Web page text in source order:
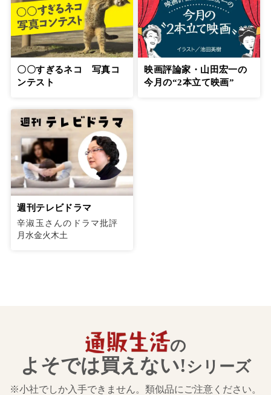
〇〇すぎるネコ 写真コ
ンテスト
映画評論家・山田宏一の
今月の“2本立て映画”
週刊テレビドラマ
辛淑玉さんのドラマ批評
月水金火木土
の
よそでは買えない!シリーズ
※小社でしか入手できません。類似品にご注意ください。